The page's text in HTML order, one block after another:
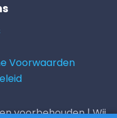
Voorwaarden
voorbehouden | Wij